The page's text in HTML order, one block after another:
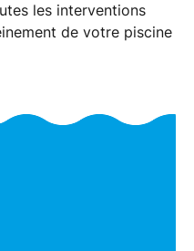
les interventions
de votre piscine